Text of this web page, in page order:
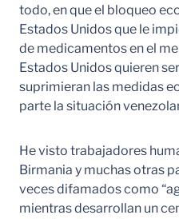
todo, en que el bloqueo
Estados Unidos que le
de medicamentos en el
Estados Unidos quieren
suprimieran las medidas
parte la situación
He visto trabajadores
Birmania y muchas otras
veces difamados como
mientras desarrollan un